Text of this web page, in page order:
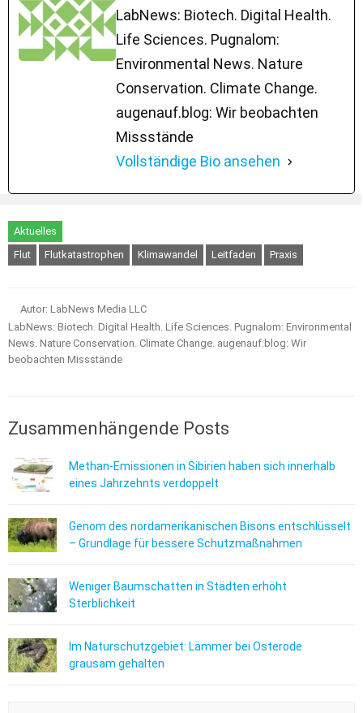
LabNews: Biotech. Digital Health.
Life Sciences. Pugnalom:
Environmental News. Nature
Conservation. Climate Change.
augenauf.blog: Wir beobachten
Missstände
Vollständige Bio ansehen
Aktuelles
Flut
Flutkatastrophen Klimawandel Leitfaden Praxis
Autor: LabNews Media LLC
LabNews: Biotech. Digital Health. Life Sciences. Pugnalom: Environmental
News. Nature Conservation. Climate Change. augenauf.blog: Wir
beobachten Missstände
Zusammenhängende Posts
Methan-Emissionen in Sibirien haben sich innerhalb
eines Jahrzehnts verdoppelt
Genom des nordamerikanischen Bisons entschlüsselt
– Grundlage für bessere Schutzmaßnahmen
Weniger Baumschatten in Städten erhöht
Sterblichkeit
Im Naturschutzgebiet: Lämmer bei Osterode
grausam gehalten